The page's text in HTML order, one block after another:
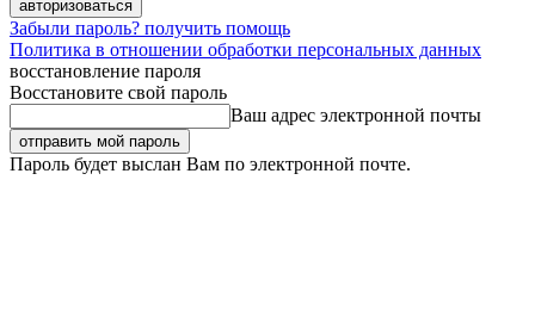
Забыли пароль? получить помощь
Политика в отношении обработки персональных данных
восстановление пароля
Восстановите свой пароль
Ваш адрес электронной почты
Пароль будет выслан Вам по электронной почте.